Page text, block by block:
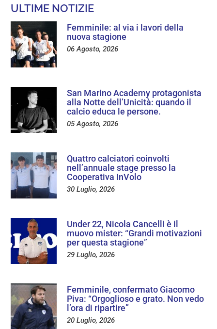
ULTIME NOTIZIE
Femminile: al via i lavori della
nuova stagione
06 Agosto, 2026
San Marino Academy protagonista
alla Notte dell’Unicità: quando il
calcio educa le persone.
05 Agosto, 2026
Quattro calciatori coinvolti
nell’annuale stage presso la
Cooperativa InVolo
30 Luglio, 2026
Under 22, Nicola Cancelli è il
muovo mister: “Grandi motivazioni
per questa stagione”
29 Luglio, 2026
Femminile, confermato Giacomo
Piva: “Orgoglioso e grato. Non vedo
l’ora di ripartire”
20 Luglio, 2026